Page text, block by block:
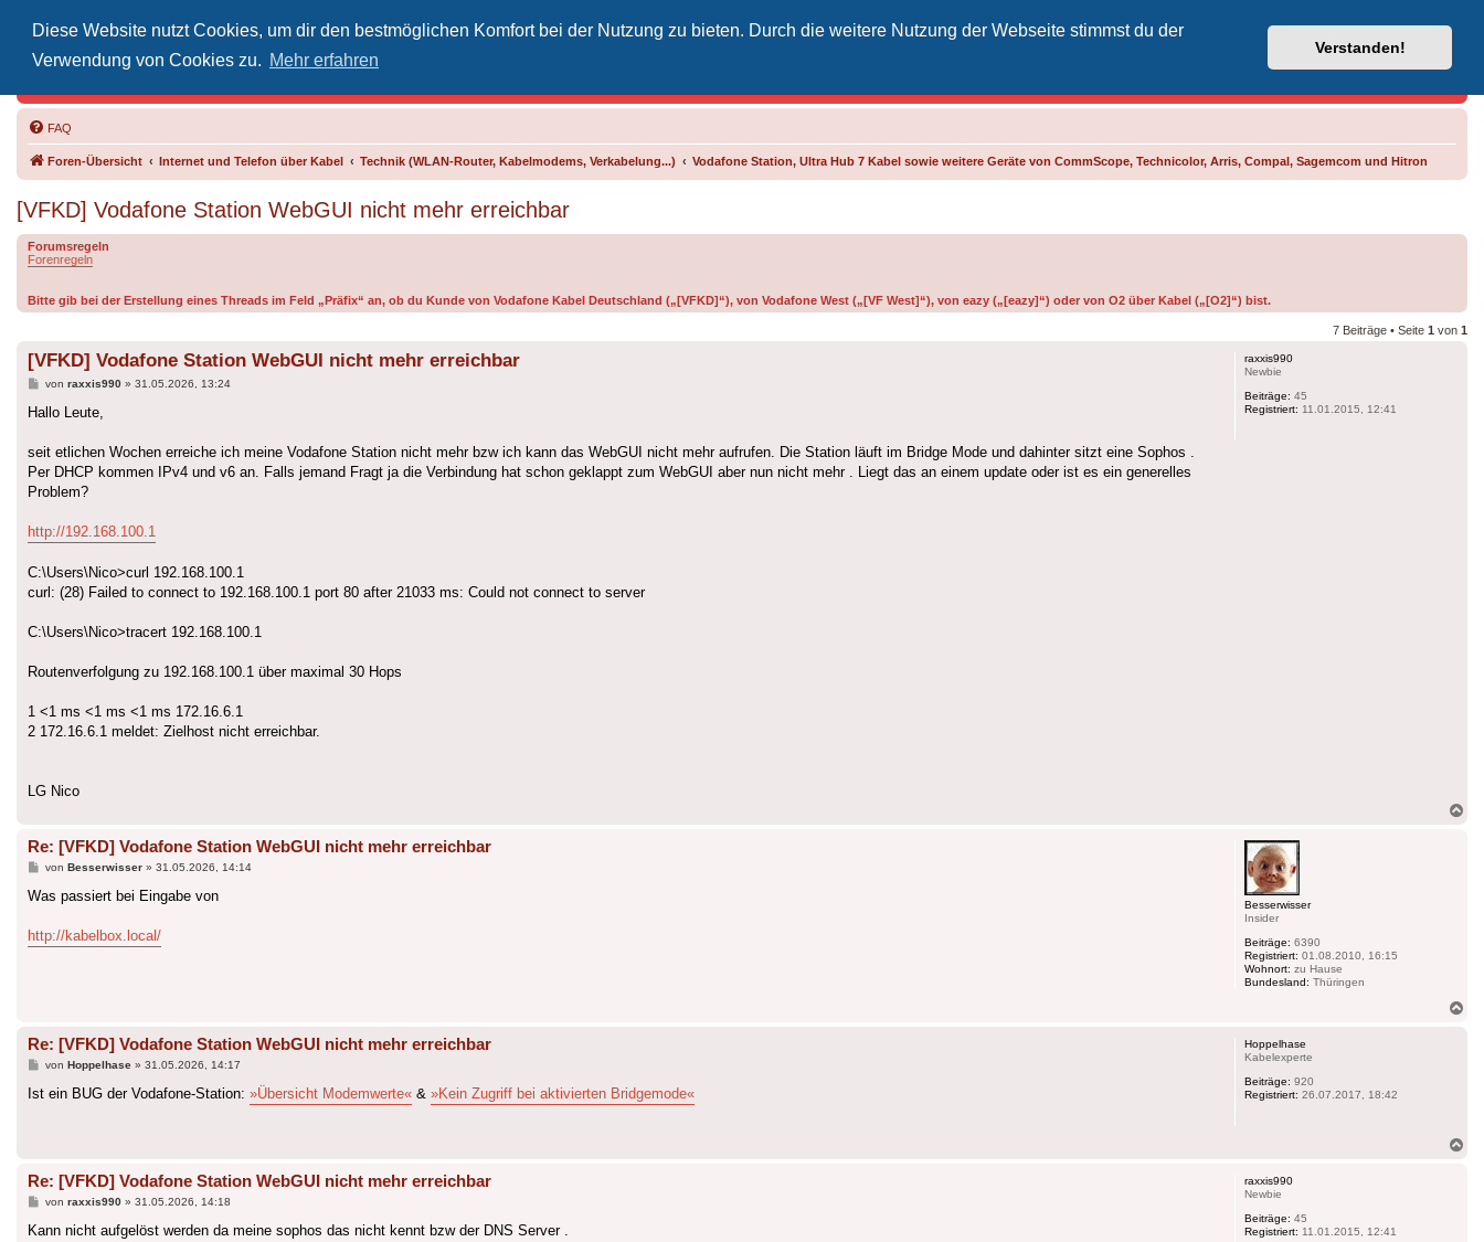
Diese Website nutzt Cookies, um dir den bestmöglichen Komfort bei der Nutzung zu bieten. Durch die weitere Nutzung der Webseite stimmst du der
Verwendung von Cookies zu. Mehr erfahren
Verstanden!
Vodafone-Kabel-Helpdesk
FAQ
Foren-Übersicht Internet und Telefon über Kabel Technik (WLAN-Router, Kabelmodems, Verkabelung...) Vodafone Station, Ultra Hub 7 Kabel sowie weitere Geräte von CommScope, Technicolor, Arris, Compal, Sagemcom und Hitron
[VFKD] Vodafone Station WebGUI nicht mehr erreichbar
Forumsregeln
Forenregeln
Bitte gib bei der Erstellung eines Threads im Feld „Präfix“ an, ob du Kunde von Vodafone Kabel Deutschland („[VFKD]“), von Vodafone West („[VF West]“), von eazy („[eazy]“) oder von O2 über Kabel („[O2]“) bist.
7 Beiträge • Seite 1 von 1
raxxis990
Newbie
Beiträge: 45
Registriert: 11.01.2015, 12:41
[VFKD] Vodafone Station WebGUI nicht mehr erreichbar
Beitrag
von raxxis990» 31.05.2026, 13:24
Hallo Leute,
seit etlichen Wochen erreiche ich meine Vodafone Station nicht mehr bzw ich kann das WebGUI nicht mehr aufrufen. Die Station läuft im Bridge Mode und dahinter sitzt eine Sophos .
Per DHCP kommen IPv4 und v6 an. Falls jemand Fragt ja die Verbindung hat schon geklappt zum WebGUI aber nun nicht mehr . Liegt das an einem update oder ist es ein generelles
Problem?
http://192.168.100.1
C:\Users\Nico>curl 192.168.100.1
curl: (28) Failed to connect to 192.168.100.1 port 80 after 21033 ms: Could not connect to server
C:\Users\Nico>tracert 192.168.100.1
Routenverfolgung zu 192.168.100.1 über maximal 30 Hops
1 <1 ms <1 ms <1 ms 172.16.6.1
2 172.16.6.1 meldet: Zielhost nicht erreichbar.
LG Nico
Besserwisser
Insider
Beiträge: 6390
Registriert: 01.08.2010, 16:15
Wohnort: zu Hause
Bundesland: Thüringen
Re: [VFKD] Vodafone Station WebGUI nicht mehr erreichbar
Beitrag
von Besserwisser» 31.05.2026, 14:14
Was passiert bei Eingabe von
http://kabelbox.local/
Hoppelhase
Kabelexperte
Beiträge: 920
Registriert: 26.07.2017, 18:42
Re: [VFKD] Vodafone Station WebGUI nicht mehr erreichbar
Beitrag
von Hoppelhase» 31.05.2026, 14:17
Ist ein BUG der Vodafone-Station: »Übersicht Modemwerte« & »Kein Zugriff bei aktivierten Bridgemode«
raxxis990
Newbie
Beiträge: 45
Registriert: 11.01.2015, 12:41
Re: [VFKD] Vodafone Station WebGUI nicht mehr erreichbar
Beitrag
von raxxis990» 31.05.2026, 14:18
Kann nicht aufgelöst werden da meine sophos das nicht kennt bzw der DNS Server .